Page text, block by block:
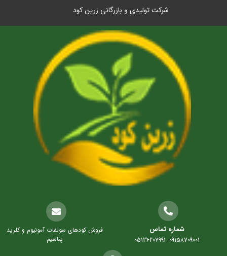
شرکت تولیدی و بازرگانی زرین کود
شماره تماس
09158709001- 05136207991
فروش کودهای سولفات آمونیوم و کلرید
پتاسیم